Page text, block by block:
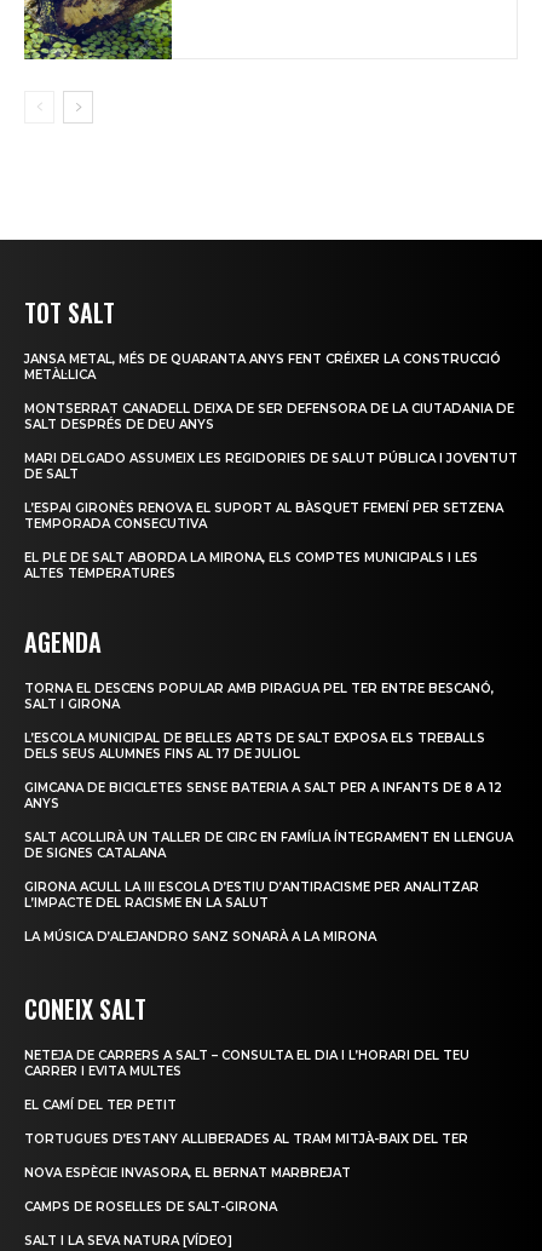
TOT SALT
JANSA METAL, MÉS DE QUARANTA ANYS FENT CRÉIXER LA CONSTRUCCIÓ
METÀL·LICA
MONTSERRAT CANADELL DEIXA DE SER DEFENSORA DE LA CIUTADANIA DE
SALT DESPRÉS DE DEU ANYS
MARI DELGADO ASSUMEIX LES REGIDORIES DE SALUT PÚBLICA I JOVENTUT
DE SALT
L’ESPAI GIRONÈS RENOVA EL SUPORT AL BÀSQUET FEMENÍ PER SETZENA
TEMPORADA CONSECUTIVA
EL PLE DE SALT ABORDA LA MIRONA, ELS COMPTES MUNICIPALS I LES
ALTES TEMPERATURES
AGENDA
TORNA EL DESCENS POPULAR AMB PIRAGUA PEL TER ENTRE BESCANÓ,
SALT I GIRONA
L’ESCOLA MUNICIPAL DE BELLES ARTS DE SALT EXPOSA ELS TREBALLS
DELS SEUS ALUMNES FINS AL 17 DE JULIOL
GIMCANA DE BICICLETES SENSE BATERIA A SALT PER A INFANTS DE 8 A 12
ANYS
SALT ACOLLIRÀ UN TALLER DE CIRC EN FAMÍLIA ÍNTEGRAMENT EN LLENGUA
DE SIGNES CATALANA
GIRONA ACULL LA III ESCOLA D’ESTIU D’ANTIRACISME PER ANALITZAR
L’IMPACTE DEL RACISME EN LA SALUT
LA MÚSICA D’ALEJANDRO SANZ SONARÀ A LA MIRONA
CONEIX SALT
NETEJA DE CARRERS A SALT – CONSULTA EL DIA I L’HORARI DEL TEU
CARRER I EVITA MULTES
EL CAMÍ DEL TER PETIT
TORTUGUES D’ESTANY ALLIBERADES AL TRAM MITJÀ-BAIX DEL TER
NOVA ESPÈCIE INVASORA, EL BERNAT MARBREJAT
CAMPS DE ROSELLES DE SALT-GIRONA
SALT I LA SEVA NATURA [VÍDEO]